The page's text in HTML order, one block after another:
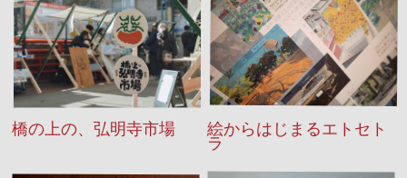
橋の上の、弘明寺市場
絵からはじまるエトセト
ラ